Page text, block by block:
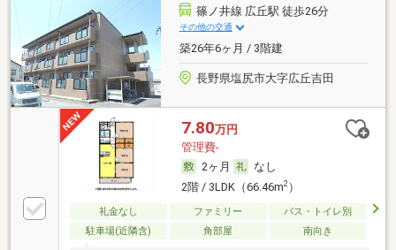
篠ノ井線 広丘駅 徒歩26分
その他の交通
築26年6ヶ月 / 3階建
長野県塩尻市大字広丘吉田
7.80万円
管理費-
2ヶ月
なし
2階 / 3LDK（66.46m2）
礼金なし ファミリー
バス・トイレ別
駐車場(近隣含)
角部屋 南向き